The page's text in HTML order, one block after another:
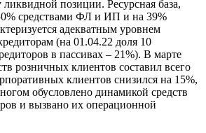
позиции. Ресурсная база,
средствами ФЛ и ИП и на 39%
адекватным уровнем
(на 01.04.22 доля 10
в пассивах – 21%). В марте
розничных клиентов составил всего
клиентов снизился на 15%,
обусловлено динамикой средств
и вызвано их операционной